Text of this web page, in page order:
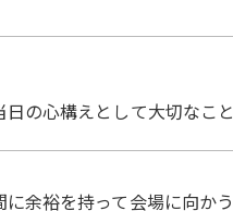
日の心構えとして大切なこ
に余裕を持って会場に向かう